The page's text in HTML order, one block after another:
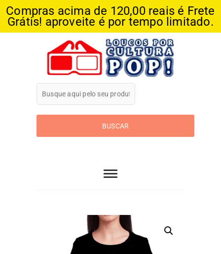
Compras acima de 120,00 reais é Frete
Grátis! aproveite é por tempo limitado.
Loucos Por
Cultura Pop